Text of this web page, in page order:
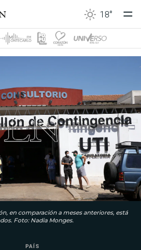
18°
en comparación a meses anteriores, está
Foto: Nadia Monges.
PAÍS